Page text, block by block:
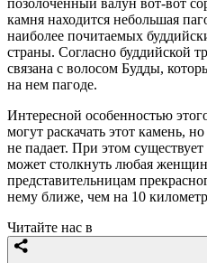
позолоченный валун вот-вот
камня находится небольшая
наиболее почитаемых
страны. Согласно буддийской
связана с волосом Будды,
на нем пагоде.
Интересной особенностью
могут раскачать этот камень,
не падает. При этом
может столкнуть любая
представительницам
нему ближе, чем на 10
Читайте нас в